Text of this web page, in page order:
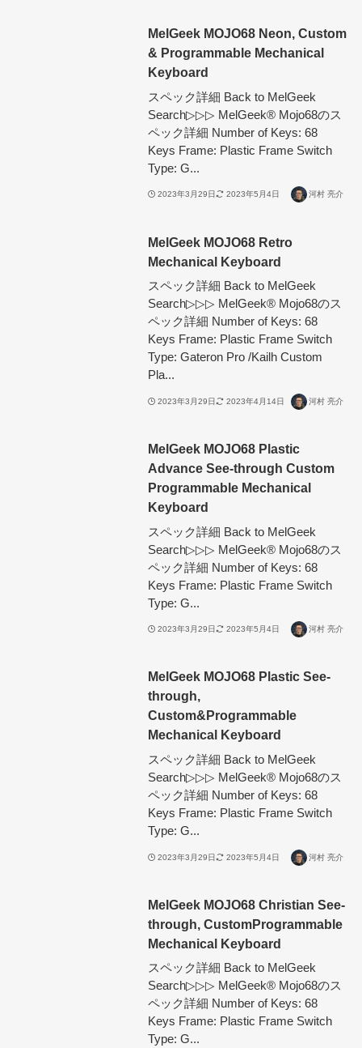
MelGeek MOJO68 Neon, Custom
& Programmable Mechanical
Keyboard
スペック詳細 Back to MelGeek
Search▷▷▷ MelGeek®︎ Mojo68のス
ペック詳細 Number of Keys: 68
Keys Frame: Plastic Frame Switch
Type: G...
2023年3月29日 2023年5月4日 河村 亮介
MelGeek MOJO68 Retro
Mechanical Keyboard
スペック詳細 Back to MelGeek
Search▷▷▷ MelGeek®︎ Mojo68のス
ペック詳細 Number of Keys: 68
Keys Frame: Plastic Frame Switch
Type: Gateron Pro /Kailh Custom
Pla...
2023年3月29日 2023年4月14日 河村 亮介
MelGeek MOJO68 Plastic
Advance See-through Custom
Programmable Mechanical
Keyboard
スペック詳細 Back to MelGeek
Search▷▷▷ MelGeek®︎ Mojo68のス
ペック詳細 Number of Keys: 68
Keys Frame: Plastic Frame Switch
Type: G...
2023年3月29日 2023年5月4日 河村 亮介
MelGeek MOJO68 Plastic See-
through,
Custom&Programmable
Mechanical Keyboard
スペック詳細 Back to MelGeek
Search▷▷▷ MelGeek®︎ Mojo68のス
ペック詳細 Number of Keys: 68
Keys Frame: Plastic Frame Switch
Type: G...
2023年3月29日 2023年5月4日 河村 亮介
MelGeek MOJO68 Christian See-
through, CustomProgrammable
Mechanical Keyboard
スペック詳細 Back to MelGeek
Search▷▷▷ MelGeek®︎ Mojo68のス
ペック詳細 Number of Keys: 68
Keys Frame: Plastic Frame Switch
Type: G...